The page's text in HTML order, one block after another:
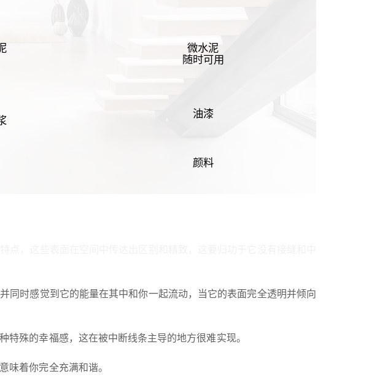
微水泥
随时可用
油漆
颜料
同时感觉到它的能量在其中和你一起流动，当它的表面完全透明并倾向
殊的幸福感，这在被中断线条主导的地方很难实现。
味着你完全充满和谐。